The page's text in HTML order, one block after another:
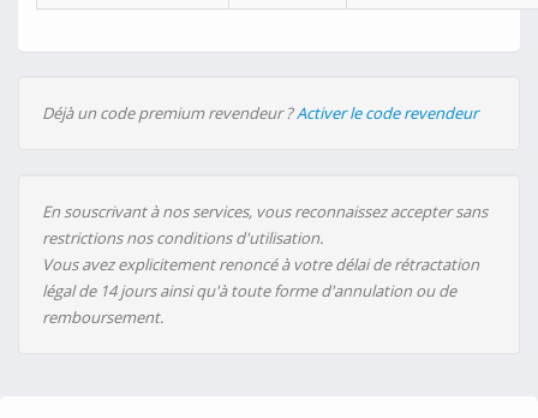
Déjà un code premium revendeur ?Activer le code revendeur
En souscrivant à nos services, vous reconnaissez accepter sans
restrictions nos conditions d'utilisation.
Vous avez explicitement renoncé à votre délai de rétractation
légal de 14 jours ainsi qu'à toute forme d'annulation ou de
remboursement.